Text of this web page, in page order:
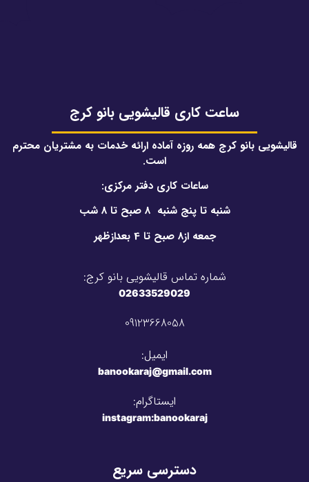
دسترسی سریع
ساعت کاری قالیشویی بانو کرج
قالیشویی بانو کرج همه روزه آماده ارائه خدمات به مشتریان محترم
است.
ساعات کاری دفتر مرکزی:
شنبه تا پنج شنبه 8 صبح تا 8 شب
جمعه از8 صبح تا 4 بعدازظهر
شماره تماس قالیشویی بانو کرج:
02633529029
09123668058
ایمیل:
banookaraj@gmail.com​
ایستاگرام:
instagram:banookaraj